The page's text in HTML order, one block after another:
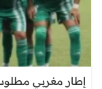
إطار مغربي